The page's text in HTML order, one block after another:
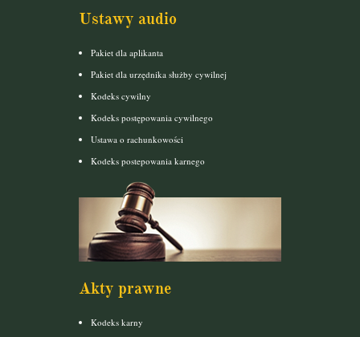
Ustawy audio
Pakiet dla aplikanta
Pakiet dla urzędnika służby cywilnej
Kodeks cywilny
Kodeks postępowania cywilnego
Ustawa o rachunkowości
Kodeks postepowania karnego
Akty prawne
Kodeks karny